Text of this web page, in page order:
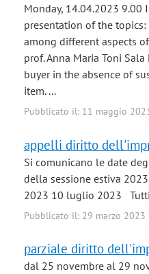
Monday, 14.04.2023
presentation of the
among different aspects
prof. Anna Maria Toni
buyer in the absence of
item. ...
Pubblicato il: 11 maggio
appelli diritto
Si comunicano le date
della sessione estiva
2023 10 luglio 2023
Pubblicato il: 29 marzo 2023
parziale diritto
dal 25 novembre al 29